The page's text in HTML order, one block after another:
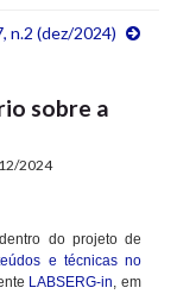
n.2 (dez/2024)
sobre a
2024
do projeto de
e técnicas no
LABSERG-in, em